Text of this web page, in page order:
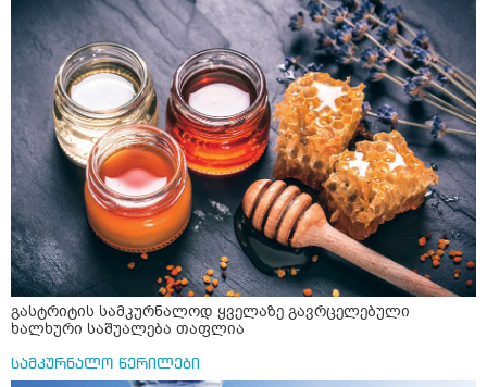
გასტრიტის სამკურნალოდ ყველაზე გავრცელებული
ხალხური საშუალება თაფლია
სამკურნალო წერილები